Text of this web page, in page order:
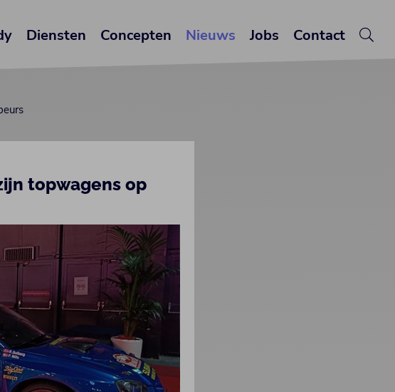
Diensten Concepten Nieuws Jobs Contact
topwagens op